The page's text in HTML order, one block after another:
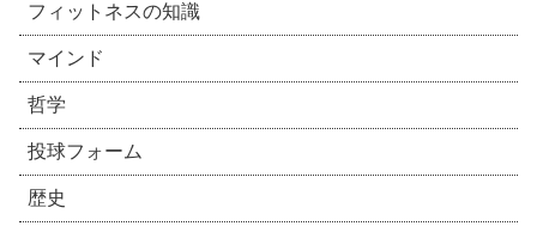
フィットネスの知識
マインド
哲学
投球フォーム
歴史